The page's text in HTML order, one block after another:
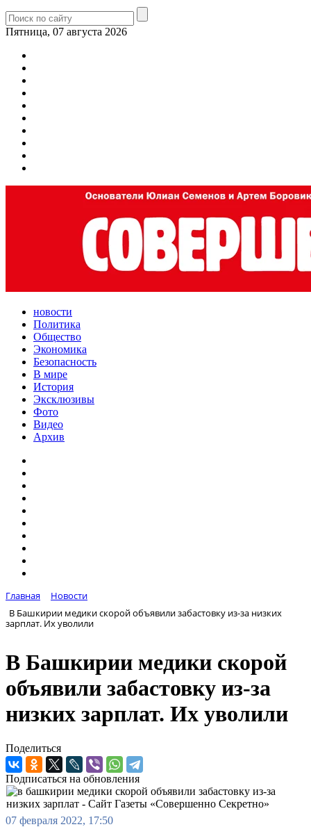
Пятница, 07 августа 2026
новости
Политика
Общество
Экономика
Безопасность
В мире
История
Эксклюзивы
Фото
Видео
Архив
Главная
Новости
В Башкирии медики скорой объявили забастовку из-за низких
зарплат. Их уволили
В Башкирии медики скорой
объявили забастовку из-за
низких зарплат. Их уволили
Поделиться
Подписаться на обновления
07 февраля 2022, 17:50